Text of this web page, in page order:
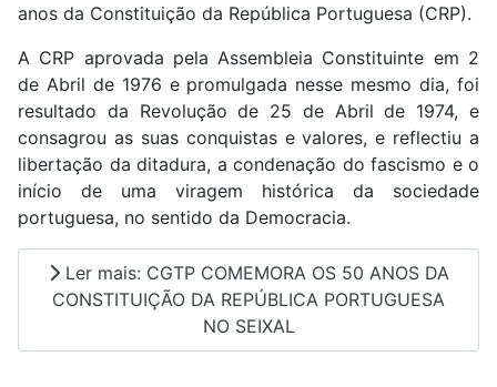
anos da Constituição da República Portuguesa (CRP).
A CRP aprovada pela Assembleia Constituinte em 2
de Abril de 1976 e promulgada nesse mesmo dia, foi
resultado da Revolução de 25 de Abril de 1974, e
consagrou as suas conquistas e valores, e reflectiu a
libertação da ditadura, a condenação do fascismo e o
início de uma viragem histórica da sociedade
portuguesa, no sentido da Democracia.
Ler mais: CGTP COMEMORA OS 50 ANOS DA
CONSTITUIÇÃO DA REPÚBLICA PORTUGUESA
NO SEIXAL